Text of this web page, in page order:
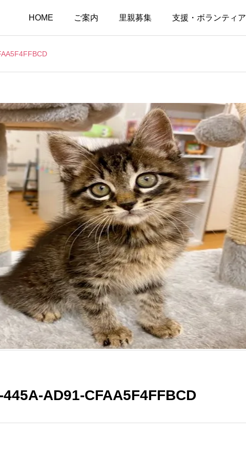
HOME ご案内 里親募集 支援・ボランティア
AD91-CFAA5F4FFBCD